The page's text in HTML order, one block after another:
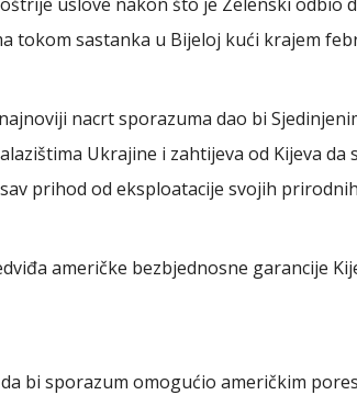
tokom sastanka u Bijeloj kući krajem
nacrt sporazuma dao bi
Ukrajine i zahtijeva od Kijeva da
prihod od eksploatacije svojih
američke bezbjednosne garancije
bi sporazum omogućio američkim